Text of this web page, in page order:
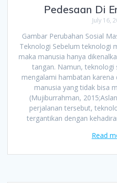
Pedesaan Di
July 16,
Gambar Perubahan Sosial
Teknologi Sebelum teknologi
maka manusia hanya
tangan. Namun, teknologi
mengalami hambatan karena
manusia yang tidak bisa
(Mujiburrahman,
perjalanan tersebut,
tergantikan dengan
Read